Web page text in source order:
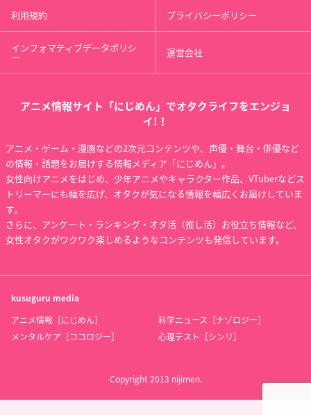
利用規約 プライバシーポリシー
インフォマティブデータポリシ
ー 運営会社
アニメ情報サイト「にじめん」でオタクライフをエンジョ
イ!！
アニメ・ゲーム・漫画などの2次元コンテンツや、声優・舞台・俳優など
の情報・話題をお届けする情報メディア「にじめん」。
女性向けアニメをはじめ、少年アニメやキャラクター作品、VTuberなどス
トリーマーにも幅を広げ、オタクが気になる情報を幅広くお届けしていま
す。
さらに、アンケート・ランキング・オタ活（推し活）お役立ち情報など、
女性オタクがワクワク楽しめるようなコンテンツも発信しています。
kusuguru media
アニメ情報［にじめん］
科学ニュース［ナゾロジー］
メンタルケア［ココロジー］
心理テスト［シンリ］
Copyright 2013 nijimen.